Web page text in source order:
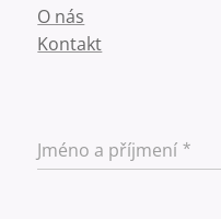
O nás
Kontakt
Jméno a příjmení